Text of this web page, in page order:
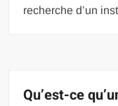
recherche d’un
Qu’est-ce